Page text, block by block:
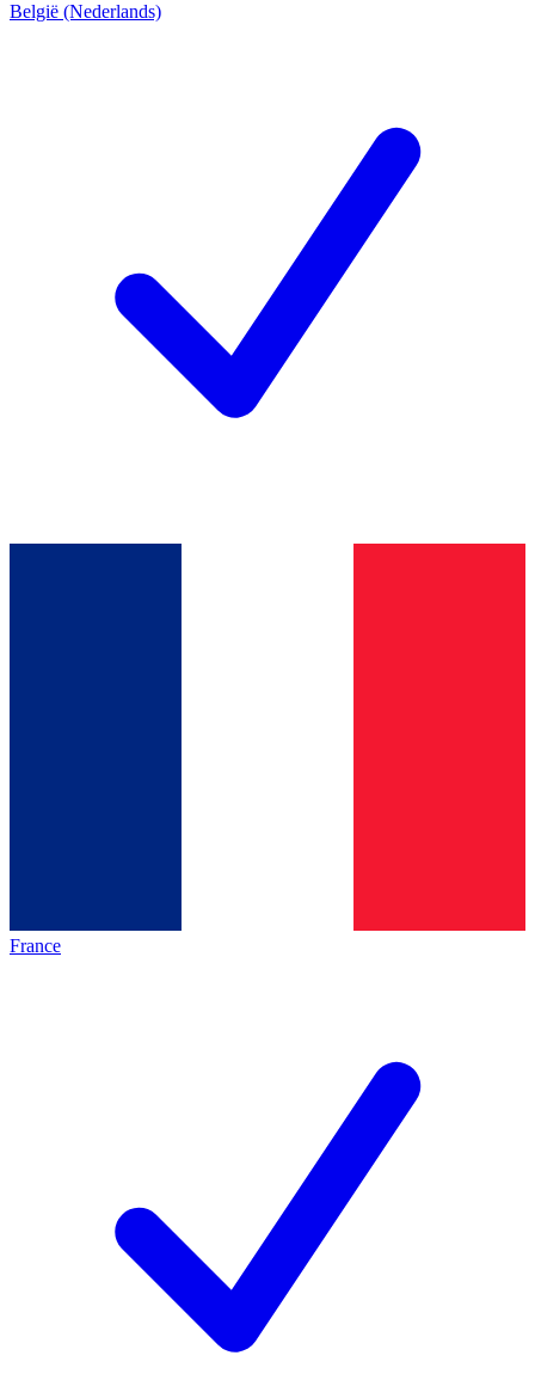
België (Nederlands)
France